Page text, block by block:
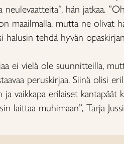
neulevaatteita”, hän jatkaa.
maailmalla, mutta ne olivat
halusin tehdä hyvän
ei vielä ole suunnitteilla,
peruskirjaa. Siinä olisi
ja vaikkapa erilaiset
laittaa muhimaan”, Tarja